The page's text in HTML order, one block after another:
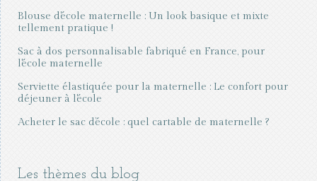
Blouse d'école maternelle : Un look basique et mixte
tellement pratique !
Sac à dos personnalisable fabriqué en France, pour
l'école maternelle
Serviette élastiquée pour la maternelle : Le confort pour
déjeuner à l'école
Acheter le sac d’école : quel cartable de maternelle ?
Les thèmes du blog